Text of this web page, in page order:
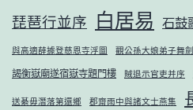
琵琶行並序 白居易 石鼓
與高適薛據登慈恩寺浮圖 觀公孫大娘弟子舞
謁衡嶽廟遂宿嶽寺題門樓 賊退示官吏并序
送綦毋潛落第還鄉 郡齋雨中與諸文士燕集